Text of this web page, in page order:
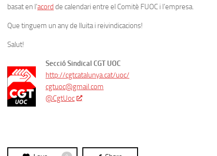
basat en l’acord de calendari entre el Comitè FUOC i l’empresa.
Que tinguem un any de lluita i reivindicacions!
Salut!
Secció Sindical CGT UOC
http://cgtcatalunya.cat/uoc/
cgtuoc@gmail.com
@CgtUoc